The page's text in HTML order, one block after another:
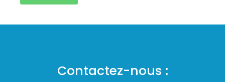
Contactez-nous :